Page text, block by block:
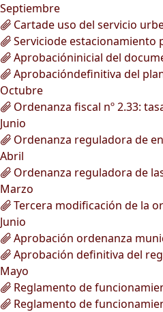
Septiembre
Cartade uso del servicio
Serviciode estacionamiento
Aprobacióninicial del
Aprobacióndefinitiva del
Octubre
Ordenanza fiscal nº 2.33:
Junio
Ordenanza reguladora de
Abril
Ordenanza reguladora de
Marzo
Tercera modificación de la
Junio
Aprobación ordenanza
Aprobación definitiva del
Mayo
Reglamento de
Reglamento de